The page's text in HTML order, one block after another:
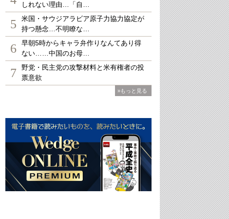
しれない理由…「自…
5
米国・サウジアラビア原子力協力協定が
持つ懸念…不明瞭な…
6
早朝5時からキャラ弁作りなんてあり得
ない……中国のお母…
7
野党・民主党の攻撃材料と米有権者の投
票意欲
»もっと見る